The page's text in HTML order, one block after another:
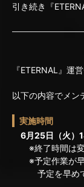
引き続き『
『ETERNAL』運
以下の内容でメン
実施時間
6月25日（火）
※終了時間は変
※予定作業が早
予定を早めて